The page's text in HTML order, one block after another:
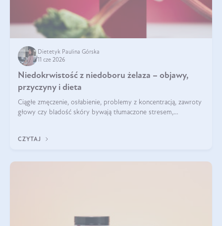
Dietetyk Paulina Górska
11 cze 2026
Niedokrwistość z niedoboru żelaza – objawy,
przyczyny i dieta
Ciągłe zmęczenie, osłabienie, problemy z koncentracją, zawroty
głowy czy bladość skóry bywają tłumaczone stresem,
CZYTAJ